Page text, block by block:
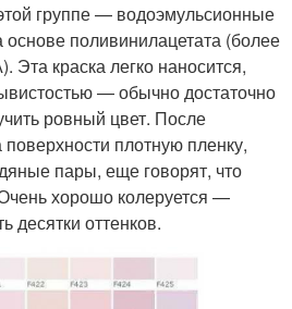
группе — водоэмульсионные
основе поливинилацетата (более
Эта краска легко наносится,
— обычно достаточно
ровный цвет. После
плотную пленку,
пары, еще говорят, что
хорошо колеруется —
десятки оттенков.